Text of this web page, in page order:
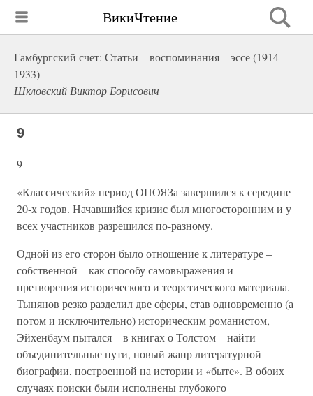
ВикиЧтение
Гамбургский счет: Статьи – воспоминания – эссе (1914–
1933)
Шкловский Виктор Борисович
9
9
«Классический» период ОПОЯЗа завершился к середине
20-х годов. Начавшийся кризис был многосторонним и у
всех участников разрешился по-разному.
Одной из его сторон было отношение к литературе –
собственной – как способу самовыражения и
претворения исторического и теоретического материала.
Тынянов резко разделил две сферы, став одновременно (а
потом и исключительно) историческим романистом,
Эйхенбаум пытался – в книгах о Толстом – найти
объединительные пути, новый жанр литературной
биографии, построенной на истории и «быте». В обоих
случаях поиски были исполнены глубокого